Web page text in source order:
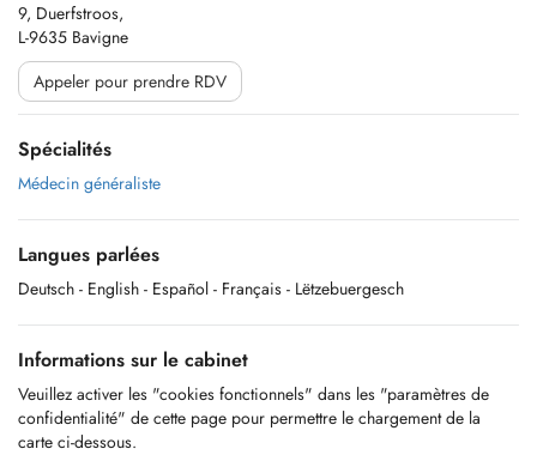
9, Duerfstroos,
L-9635 Bavigne
Appeler pour prendre RDV
Spécialités
Médecin généraliste
Langues parlées
Deutsch - English - Español - Français - Lëtzebuergesch
Informations sur le cabinet
Veuillez activer les "cookies fonctionnels" dans les "paramètres de
confidentialité" de cette page pour permettre le chargement de la
carte ci-dessous.